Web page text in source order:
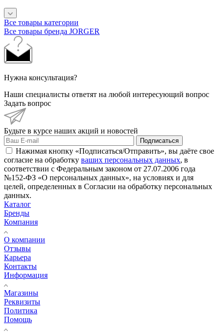
Все товары категории
Все товары бренда JORGER
Нужна консультация?
Наши специалисты ответят на любой интересующий вопрос
Задать вопрос
Будьте в курсе наших акций и новостей
Подписаться
Нажимая кнопку «Подписаться/Отправить», вы даёте свое
согласие на обработку ваших персональных данных, в
соответствии с Федеральным законом от 27.07.2006 года
№152-ФЗ «О персональных данных», на условиях и для
целей, определенных в Согласии на обработку персональных
данных.
Каталог
Бренды
Компания
О компании
Отзывы
Карьера
Контакты
Информация
Магазины
Реквизиты
Политика
Помощь